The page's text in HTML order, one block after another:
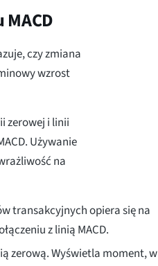
czy zmiana
wzrost
zerowej i linii
Używanie
na
transakcyjnych opiera się na
z linią MACD.
zerową. Wyświetla moment, w